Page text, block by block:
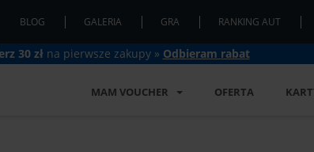
BLOG GALERIA GRA RANKING AUT
30 zł na pierwsze zakupy » Odbieram rabat
MAM VOUCHER OFERTA